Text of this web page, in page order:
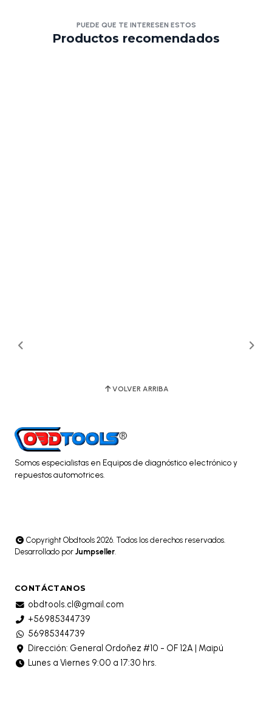
PUEDE QUE TE INTERESEN ESTOS
Productos recomendados
VOLVER ARRIBA
Somos especialistas en Equipos de diagnóstico electrónico y
repuestos automotrices.
Copyright Obdtools 2026. Todos los derechos reservados.
Desarrollado por Jumpseller.
CONTÁCTANOS
obdtools.cl@gmail.com
+56985344739
56985344739
Dirección: General Ordoñez #10 - OF 12A | Maipú
Lunes a Viernes 9:00 a 17:30 hrs.